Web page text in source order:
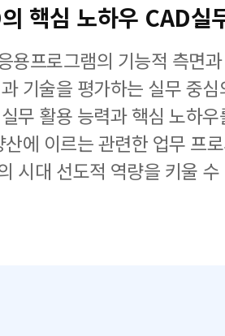
핵심 노하우 CAD실
용프로그램의 기능적 측면
기술을 평가하는 실무 중
무 활용 능력과 핵심 노하
산에 이르는 관련한 업무 프
시대 선도적 역량을 키울